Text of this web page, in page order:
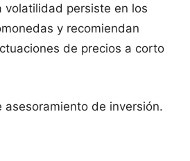
volatilidad persiste en los
y recomiendan
de precios a corto
asesoramiento de inversión.